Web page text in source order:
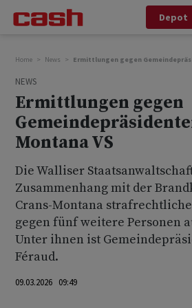
Depot
Home News Ermittlungen gegen
NEWS
Ermittlungen gegen
Montana VS
Die Walliser
Zusammenhang mit der
Crans-Montana
gegen fünf weitere Personen
Unter ihnen ist
Féraud.
09.03.2026 09:49